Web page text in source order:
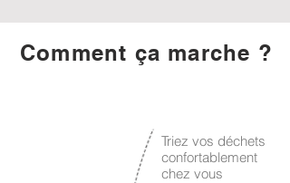
Comment ça marche ?
Triez vos déchets
confortablement
chez vous